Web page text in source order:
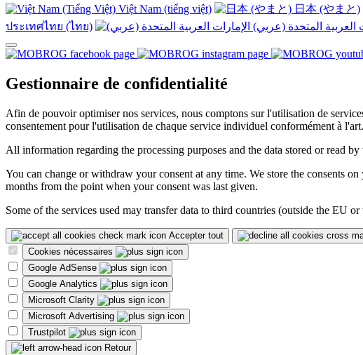
Việt Nam (tiếng việt)
日本 (やまと)
ประเทศไทย (ไทย)
Gestionnaire de confidentialité
Afin de pouvoir optimiser nos services, nous comptons sur l'utilisation de
consentement pour l'utilisation de chaque service individuel conformément à
All information regarding the processing purposes and the data stored or read
You can change or withdraw your consent at any time. We store the consents
months from the point when your consent was last given.
Some of the services used may transfer data to third countries (outside the EU
Accepter tout
Cookies nécessaires
Google AdSense
Google Analytics
Microsoft Clarity
Microsoft Advertising
Trustpilot
Retour